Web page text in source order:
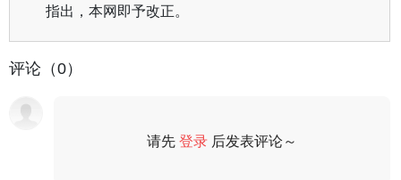
指出，本网即予改正。
评论（0）
请先登录 后发表评论～